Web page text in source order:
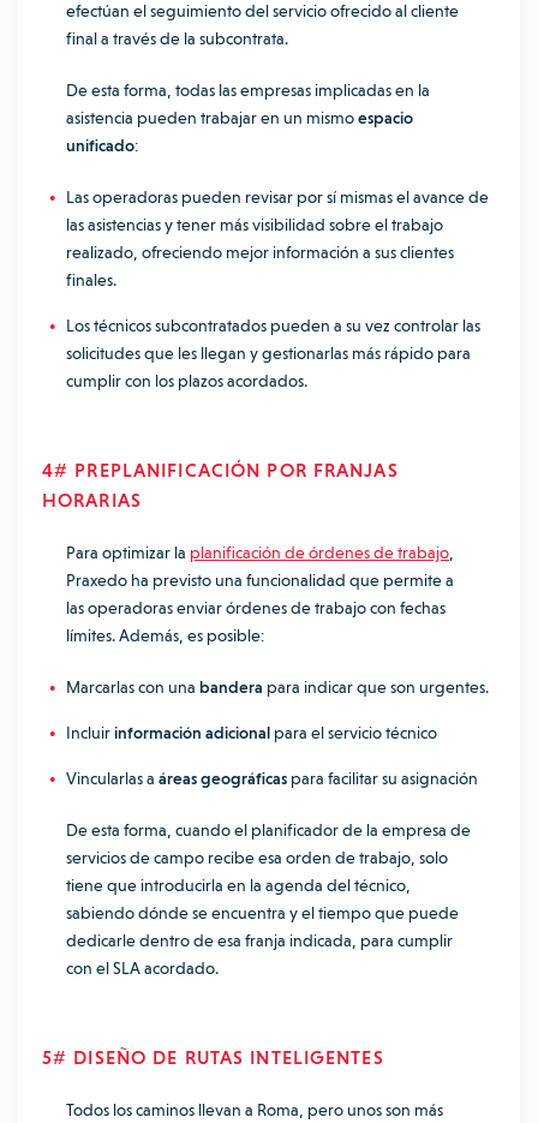
efectúan el seguimiento del servicio ofrecido al cliente
final a través de la subcontrata.
De esta forma, todas las empresas implicadas en la
asistencia pueden trabajar en un mismoespacio
unificado:
Las operadoras pueden revisar por sí mismas el avance de
las asistencias y tener más visibilidad sobre el trabajo
realizado, ofreciendo mejor información a sus clientes
finales.
Los técnicos subcontratados pueden a su vez controlar las
solicitudes que les llegan y gestionarlas más rápido para
cumplir con los plazos acordados.
4# PREPLANIFICACIÓN POR FRANJAS
HORARIAS
Para optimizar la planificación de órdenes de trabajo
Praxedo ha previsto una funcionalidad que permite a
las operadoras enviar órdenes de trabajo con fechas
límites.Además, es posible:
Marcarlas con una bandera para indicar que son urgentes.
Incluirinformación adicional para el servicio técnico
Vincularlas a áreas geográficas para facilitar su asignación
De esta forma, cuando el planificador de la empresa de
servicios de campo recibe esa orden de trabajo, solo
tiene que introducirla en la agenda del técnico,
sabiendo dónde se encuentra y el tiempo que puede
dedicarle dentro de esa franja indicada, para cumplir
con el SLA acordado.
5# DISEÑO DE RUTAS INTELIGENTES
Todos los caminos llevan a Roma, pero unos son más